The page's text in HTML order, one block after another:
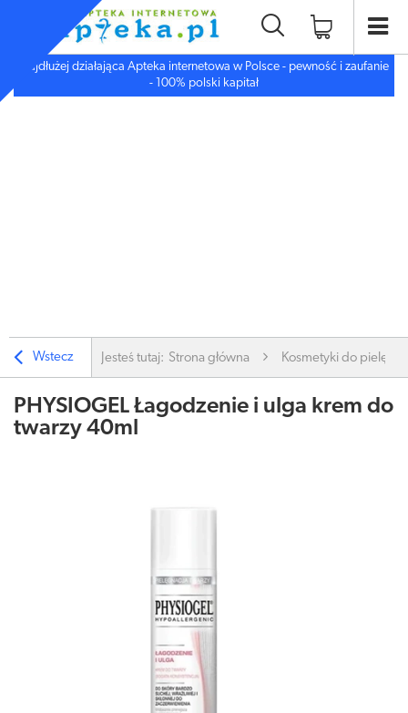
Najdłużej działająca Apteka internetowa w Polsce - pewność i zaufanie
- 100% polski kapitał
Wstecz Jesteś tutaj: Strona główna Kosmetyki do
PHYSIOGEL Łagodzenie i ulga krem do
twarzy 40ml